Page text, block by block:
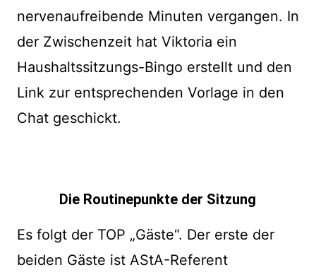
nervenaufreibende Minuten vergangen. In
der Zwischenzeit hat Viktoria ein
Haushaltssitzungs-Bingo erstellt und den
Link zur entsprechenden Vorlage in den
Chat geschickt.
Die Routinepunkte der Sitzung
Es folgt der TOP „Gäste“. Der erste der
beiden Gäste ist AStA-Referent